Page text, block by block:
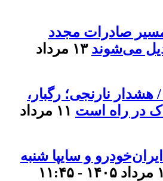
مسیر صادرات مجدد
می‌شوند
۱۳ مرداد
نارنجی؛ رگبار،
در راه است
۱۱ مرداد
و سایپا شنبه